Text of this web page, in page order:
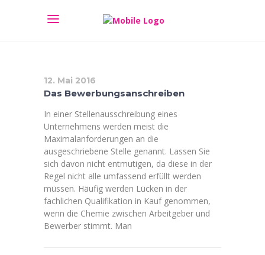
12. Mai 2016
Das Bewerbungsanschreiben
In einer Stellenausschreibung eines
Unternehmens werden meist die
Maximalanforderungen an die
ausgeschriebene Stelle genannt. Lassen Sie
sich davon nicht entmutigen, da diese in der
Regel nicht alle umfassend erfüllt werden
müssen. Häufig werden Lücken in der
fachlichen Qualifikation in Kauf genommen,
wenn die Chemie zwischen Arbeitgeber und
Bewerber stimmt. Man